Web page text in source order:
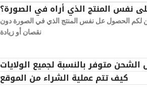
نفس المنتج الذي أراه في الصورة؟
لكم الحصول عل نفس المنتج الذي في الصورة دون
نقصان أو زيادة
متوفر بالنسبة لجميع الولايات
كيف تتم عملية الشراء من الموقع